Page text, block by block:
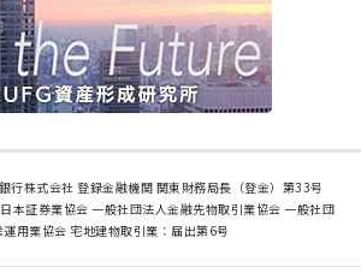
行株式会社 登録金融機関 関東財務局長（登金）第33号
本証券業協会 一般社団法人金融先物取引業協会 一般社団
用業協会 宅地建物取引業：届出第6号